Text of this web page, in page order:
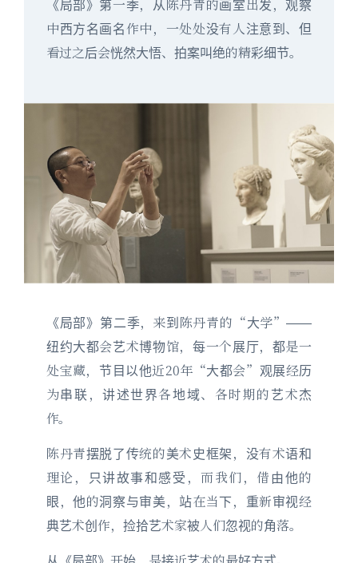
《局部》第一季，从陈丹青的画室出发，观察
中西方名画名作中，一处处没有人注意到、但
看过之后会恍然大悟、拍案叫绝的精彩细节。
《局部》第二季，来到陈丹青的“大学”——
纽约大都会艺术博物馆，每一个展厅，都是一
处宝藏，节目以他近20年“大都会”观展经历
为串联，讲述世界各地域、各时期的艺术杰
作。
陈丹青摆脱了传统的美术史框架，没有术语和
理论，只讲故事和感受，而我们，借由他的
眼，他的洞察与审美，站在当下，重新审视经
典艺术创作，捡拾艺术家被人们忽视的角落。